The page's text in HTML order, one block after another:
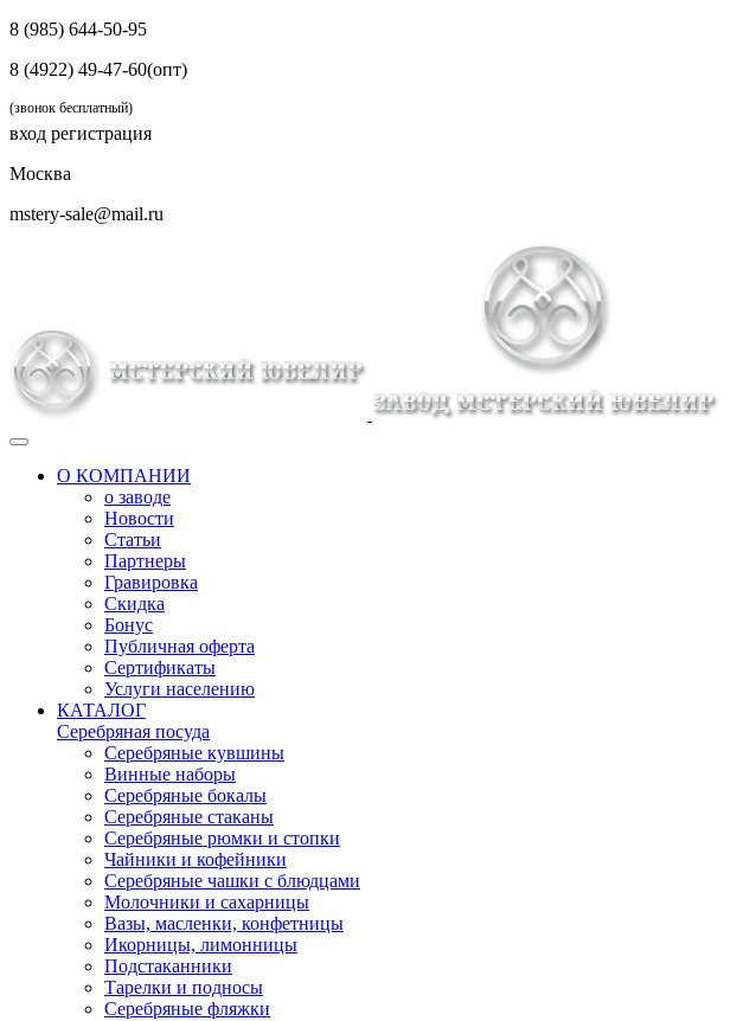
8 (985) 644-50-95
8 (4922) 49-47-60(опт)
(звонок бесплатный)
вход регистрация
Москва
mstery-sale@mail.ru
О КОМПАНИИ
о заводе
Новости
Статьи
Партнеры
Гравировка
Скидка
Бонус
Публичная оферта
Сертификаты
Услуги населению
КАТАЛОГ
Серебряная посуда
Серебряные кувшины
Винные наборы
Серебряные бокалы
Серебряные стаканы
Серебряные рюмки и стопки
Чайники и кофейники
Серебряные чашки с блюдцами
Молочники и сахарницы
Вазы, масленки, конфетницы
Икорницы, лимонницы
Подстаканники
Тарелки и подносы
Серебряные фляжки